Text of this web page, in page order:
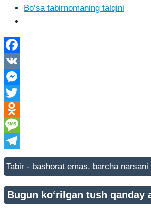
Bo‘sa tabirnomaning talqini
Facebook
VK
Messenger
Twitter
Odnoklassniki
Message
Telegram
Tabir - bashorat emas, barcha
Bugun ko‘rilgan tush